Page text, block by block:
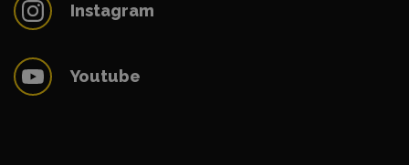
Instagram
Youtube